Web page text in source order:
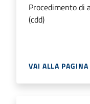
Procedimento di
(cdd)
VAI ALLA PAGINA